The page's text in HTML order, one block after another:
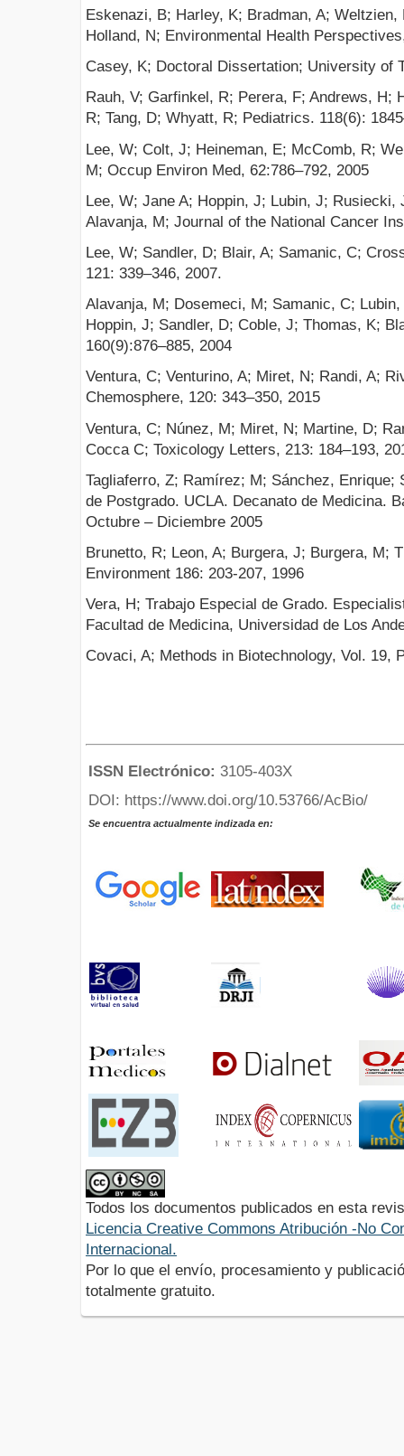
Eskenazi, B; Harley, K; Bradman, A;
Holland, N; Environmental Health
Casey, K; Doctoral Dissertation; University of
Rauh, V; Garfinkel, R; Perera, F; Andrews, H;
R; Tang, D; Whyatt, R; Pediatrics. 118(6):
Lee, W; Colt, J; Heineman, E; McComb, R;
M; Occup Environ Med, 62:786–792, 2005
Lee, W; Jane A; Hoppin, J; Lubin, J; Rusiecki,
Alavanja, M; Journal of the National Cancer
Lee, W; Sandler, D; Blair, A; Samanic, C;
121: 339–346, 2007.
Alavanja, M; Dosemeci, M; Samanic, C;
Hoppin, J; Sandler, D; Coble, J; Thomas, K;
160(9):876–885, 2004
Ventura, C; Venturino, A; Miret, N; Randi, A;
Chemosphere, 120: 343–350, 2015
Ventura, C; Núnez, M; Miret, N; Martine, D;
Cocca C; Toxicology Letters, 213: 184–193,
Tagliaferro, Z; Ramírez; M; Sánchez, Enrique;
de Postgrado. UCLA. Decanato de Medicina.
Octubre – Diciembre 2005
Brunetto, R; Leon, A; Burgera, J; Burgera, M;
Environment 186: 203-207, 1996
Vera, H; Trabajo Especial de Grado.
Facultad de Medicina, Universidad de Los
Covaci, A; Methods in Biotechnology, Vol. 19,
ISSN Electrónico: 3105-403X
DOI: https://www.doi.org/10.53766/AcBio/
Se encuentra actualmente indizada en:
Todos los documentos publicados en esta
Licencia Creative Commons Atribución -No
Internacional.
Por lo que el envío, procesamiento y
totalmente gratuito.